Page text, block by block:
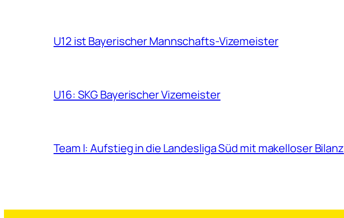
U12 ist Bayerischer Mannschafts-Vizemeister
U16: SKG Bayerischer Vizemeister
Team I: Aufstieg in die Landesliga Süd mit makelloser Bilanz